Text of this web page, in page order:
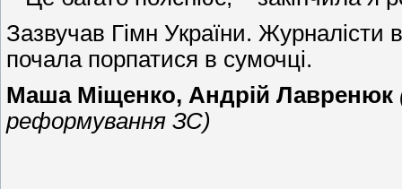
Зазвучав Гімн України. Журналісти
почала порпатися в сумочці.
Маша Міщенко, Андрій Лавренюк
реформування ЗС)